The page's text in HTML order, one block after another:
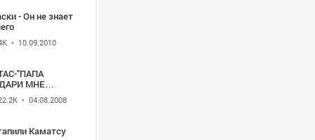
- Он не знает
• 10.09.2010
"ПАПА
МНЕ
• 04.08.2008
Каматсу